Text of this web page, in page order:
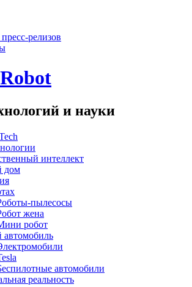
релизов
и науки
интеллект
дом
пылесосы
жена
робот
автомобили
реальность